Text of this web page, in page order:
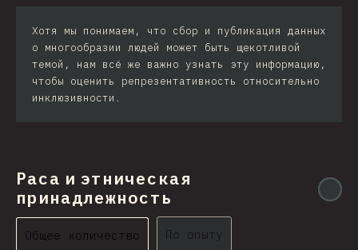
Хотя мы понимаем, что сбор и публикация данных
о многообразии людей может быть щекотливой
темой, нам всё же важно узнать эту информацию,
чтобы оценить репрезентативность относительно
инклюзивности.
Раса и этническая
принадлежность
Общее количество По опыту